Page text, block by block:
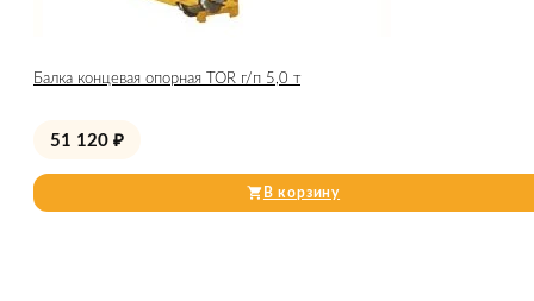
Балка концевая опорная TOR г/п 5,0 т
51 120 ₽
В корзину